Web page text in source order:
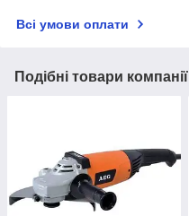
Всі умови оплати
Подібні товари компанії